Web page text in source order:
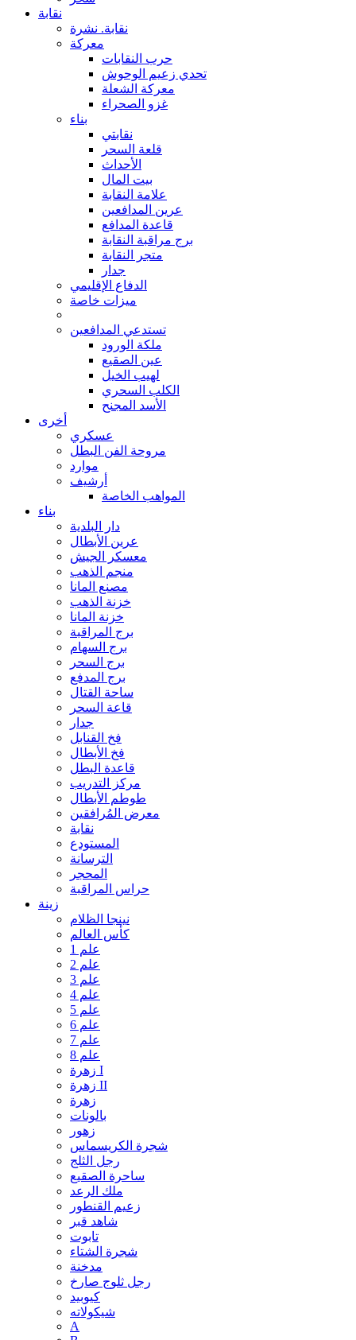
نقابة
نقابة. نشرة
معركة
حرب النقابات
تحدي زعيم الوحوش
معركة الشعلة
غزو الصحراء
بناء
نقابتي
قلعة السحر
الأحداث
بيت المال
علامة النقابة
عرين المدافعين
قاعدة المدافع
برج مراقبة النقابة
متجر النقابة
جدار
الدفاع الإقليمي
ميزات خاصة
تستدعي المدافعين
ملكة الورود
عين الصقيع
لهيب الخيل
الكلب السحري
الأسد المجنح
أخرى
عسكري
مروحة الفن البطل
موارد
أرشيف
المواهب الخاصة
بناء
دار البلدية
عرين الأبطال
معسكر الجيش
منجم الذهب
مصنع المانا
خزنة الذهب
خزنة المانا
برج المراقبة
برج السهام
برج السحر
برج المدفع
ساحة القتال
قاعة السحر
جدار
فخ القنابل
فخ الأبطال
قاعدة البطل
مركز التدريب
طوطم الأبطال
معرض المُرافقين
نقابة
المستودع
الترسانة
المحجر
حراس المراقبة
زينة
نينجا الظلام
كأس العالم
علم 1
علم 2
علم 3
علم 4
علم 5
علم 6
علم 7
علم 8
زهرة I
زهرة II
زهرة
بالونات
زهور
شجرة الكريسماس
رجل الثلج
ساحرة الصقيع
ملك الرعد
زعيم القنطور
شاهد قبر
تابوت
شجرة الشتاء
مدخنة
رجل ثلوج صارخ
كيوبيد
شيكولاته
A